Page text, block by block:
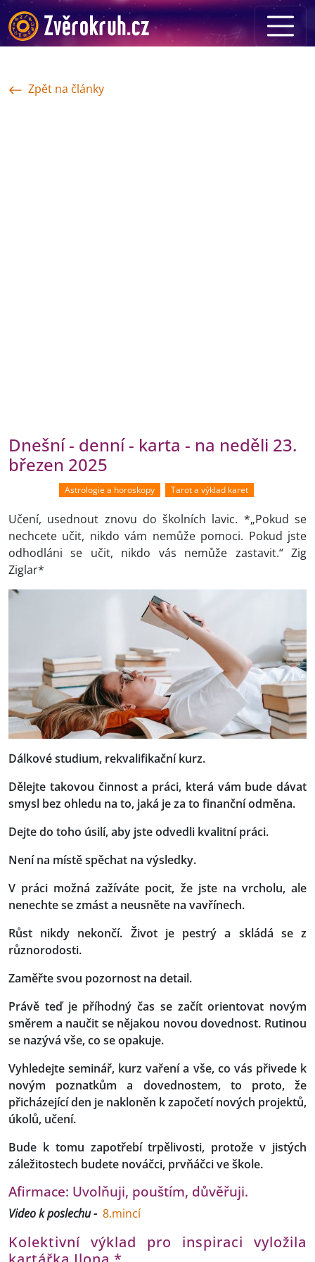
Zpět na články
Dnešní - denní - karta - na neděli 23.
březen 2025
Astrologie a horoskopy Tarot a výklad karet
Učení, usednout znovu do školních lavic. *„Pokud se
nechcete učit, nikdo vám nemůže pomoci. Pokud jste
odhodláni se učit, nikdo vás nemůže zastavit.“ Zig
Ziglar*
Dálkové studium, rekvalifikační kurz.
Dělejte takovou činnost a práci, která vám bude dávat
smysl bez ohledu na to, jaká je za to finanční odměna.
Dejte do toho úsilí, aby jste odvedli kvalitní práci.
Není na místě spěchat na výsledky.
V práci možná zažíváte pocit, že jste na vrcholu, ale
nenechte se zmást a neusněte na vavřínech.
Růst nikdy nekončí. Život je pestrý a skládá se z
různorodosti.
Zaměřte svou pozornost na detail.
Právě teď je příhodný čas se začít orientovat novým
směrem a naučit se nějakou novou dovednost. Rutinou
se nazývá vše, co se opakuje.
Vyhledejte seminář, kurz vaření a vše, co vás přivede k
novým poznatkům a dovednostem, to proto, že
přicházející den je nakloněn k započetí nových projektů,
úkolů, učení.
Bude k tomu zapotřebí trpělivosti, protože v jistých
záležitostech budete nováčci, prvňáčci ve škole.
Afirmace: Uvolňuji, pouštím, důvěřuji.
Video k poslechu - 8.mincí
Kolektivní výklad pro inspiraci vyložila